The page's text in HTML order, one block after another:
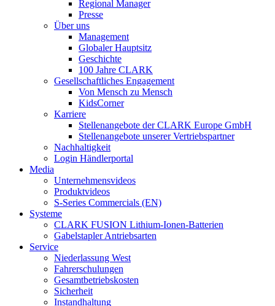
Regional Manager
Presse
Über uns
Management
Globaler Hauptsitz
Geschichte
100 Jahre CLARK
Gesellschaftliches Engagement
Von Mensch zu Mensch
KidsCorner
Karriere
Stellenangebote der CLARK Europe GmbH
Stellenangebote unserer Vertriebspartner
Nachhaltigkeit
Login Händlerportal
Media
Unternehmensvideos
Produktvideos
S-Series Commercials (EN)
Systeme
CLARK FUSION Lithium-Ionen-Batterien
Gabelstapler Antriebsarten
Service
Niederlassung West
Fahrerschulungen
Gesamtbetriebskosten
Sicherheit
Instandhaltung